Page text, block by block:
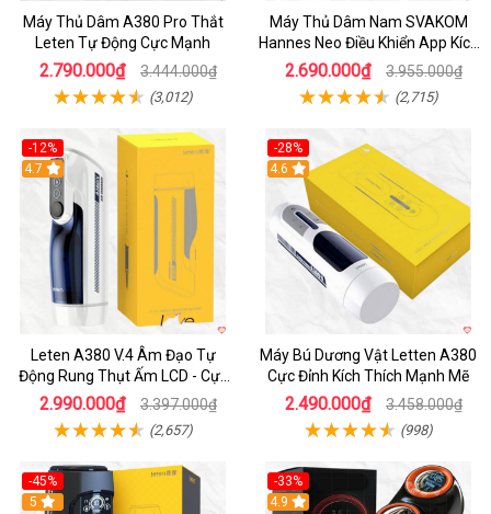
Máy Thủ Dâm A380 Pro Thắt
Leten Tự Động Cực Mạnh
2.790.000₫ 3.444.000₫
(3,012)
Máy Thủ Dâm Nam SVAKOM
Hannes Neo Điều Khiển App Kích
Thích
2.690.000₫ 3.955.000₫
(2,715)
-12%
Hot
4.7
Leten A380 V.4 Âm Đạo Tự
Động Rung Thụt Ấm LCD - Cực
Phê
2.990.000₫ 3.397.000₫
(2,657)
-28%
Hot
4.6
Máy Bú Dương Vật Letten A380
Cực Đỉnh Kích Thích Mạnh Mẽ
2.490.000₫ 3.458.000₫
(998)
-45%
Hot
5
-33%
Hot
4.9